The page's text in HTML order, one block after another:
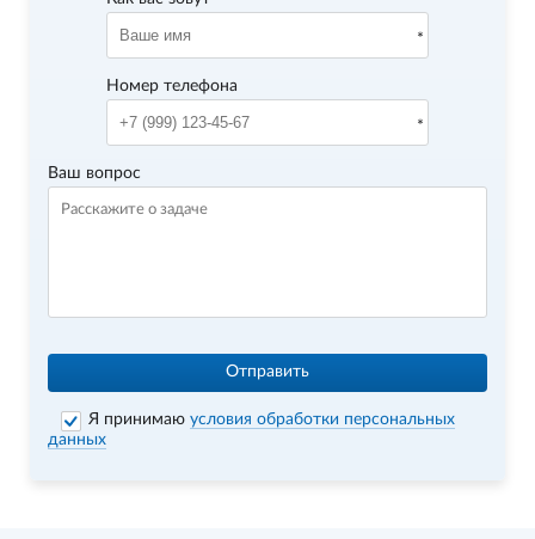
Номер телефона
Ваш вопрос
Отправить
Я принимаюусловия обработки персональных
данных